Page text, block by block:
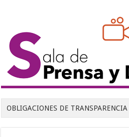
OBLIGACIONES DE TRANSPARENCIA